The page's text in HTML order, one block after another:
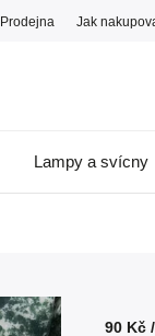
Prodejna Jak
Lampy a svícny
90 Kč